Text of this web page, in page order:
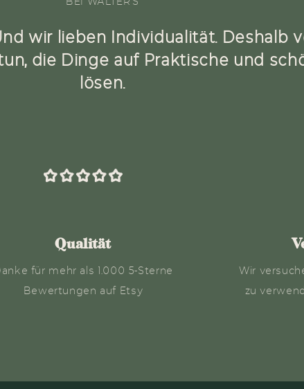
wir lieben Individualität. Deshalb
die Dinge auf Praktische und
lösen.
Qualität
für mehr als 1.000 5-Sterne
Bewertungen auf Etsy
Wir
zu